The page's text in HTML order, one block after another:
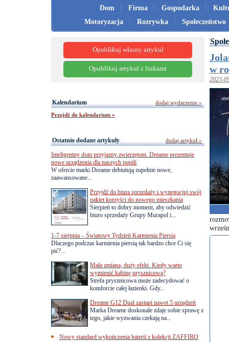
Dom Firma Gospodarka
Motoryzacja
Rozrywka Społeczeństwo
w
2023-
Opublikuj własny artykuł
Opublikuj artykuł z linkami
Kalendarium
Przejdź do kalendarium »
dodaj wydarzenie »
Ostatnio dodane artykuły
Inteligentny dom przyjazny zwierzętom. Dreame prezentuje
nowe urządzenia dla naszych pupili
W ofercie marki Dreame debiutują zupełnie nowe,
zaawansowane...
Przyjdź do biura sprzedaży i wynegocjuj swój
pakiet korzyści do nowego mieszkania
Sierpień to dobry moment, aby odwiedzić
biuro sprzedaży Grupy Murapol i...
1-7 sierpnia – Światowy Tydzień Karmienia Piersią
Dlaczego podczas karmienia piersią tak bardzo chce Ci się
pić?...
Mała zmiana, duży efekt. Kiedy warto
wymienić kabinę prysznicową?
Strefa prysznicowa może zadecydować o
komforcie całej łazienki. Gdy...
Dreame G12 Dual zastąpi nawet 5 urządzeń
Marka Dreame doskonale zdaje sobie sprawę z
tego, jakie wyzwania czekają na...
Nowy standard wykończenia baterii z kolekcji ZAFFIRO
dodaj artykuł »